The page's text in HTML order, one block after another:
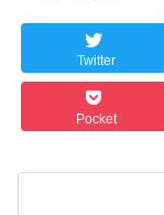
Twitter
Pocket